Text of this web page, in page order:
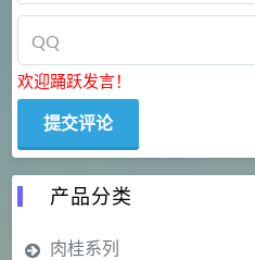
欢迎踊跃发言！
产品分类
肉桂系列